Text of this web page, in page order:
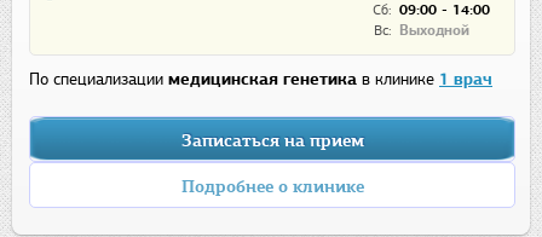
Сб: 09:00 - 14:00
Вс:
Выходной
По специализации медицинская генетика в клинике 1 врач
Записаться на прием
Подробнее о клинике